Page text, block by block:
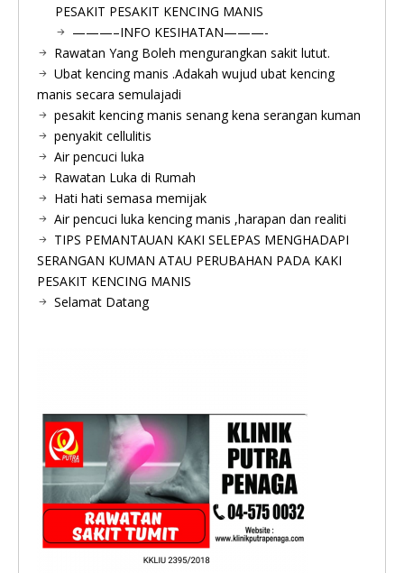
PESAKIT PESAKIT KENCING MANIS
———–INFO KESIHATAN———-
Rawatan Yang Boleh mengurangkan sakit lutut.
Ubat kencing manis .Adakah wujud ubat kencing
manis secara semulajadi
pesakit kencing manis senang kena serangan kuman
penyakit cellulitis
Air pencuci luka
Rawatan Luka di Rumah
Hati hati semasa memijak
Air pencuci luka kencing manis ,harapan dan realiti
TIPS PEMANTAUAN KAKI SELEPAS MENGHADAPI
SERANGAN KUMAN ATAU PERUBAHAN PADA KAKI
PESAKIT KENCING MANIS
Selamat Datang